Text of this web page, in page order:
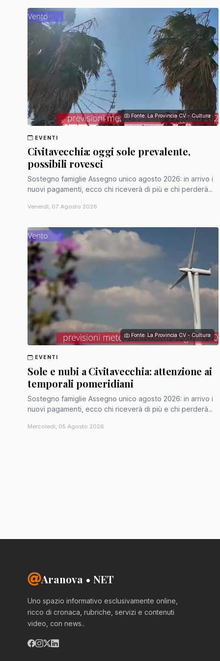
Fonte: La Provincia CV - Cultura
EVENTI
Civitavecchia: oggi sole prevalente,
possibili rovesci
Sostegno famiglie Assegno unico agosto 2026: in arrivo i
nuovi pagamenti, ecco chi riceverà di più e chi perderà...
Venerdì, 07 Agosto 2026
Fonte: La Provincia CV - Cultura
EVENTI
Sole e nubi a Civitavecchia: attenzione ai
temporali pomeridiani
Sostegno famiglie Assegno unico agosto 2026: in arrivo i
nuovi pagamenti, ecco chi riceverà di più e chi perderà...
Mercoledì, 05 Agosto 2026
Aranova • NET
Uno spazio informativo esclusivamente online,
ricco di cronaca, rubriche, servizi e contenuti
video, con news..